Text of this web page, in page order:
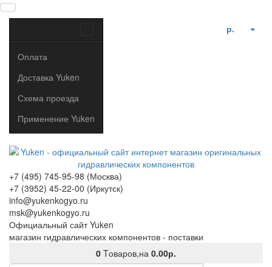
Оплата
Доставка Yuken
Схема проезда
Применение Yuken
р.
+7 (495) 745-95-98 (Москва)
+7 (3952) 45-22-00 (Иркутск)
info@yukenkogyo.ru
msk@yukenkogyo.ru
Официальный сайт Yuken
магазин гидравлических компонентов - поставки
0 Tоваров,на 0.00р.